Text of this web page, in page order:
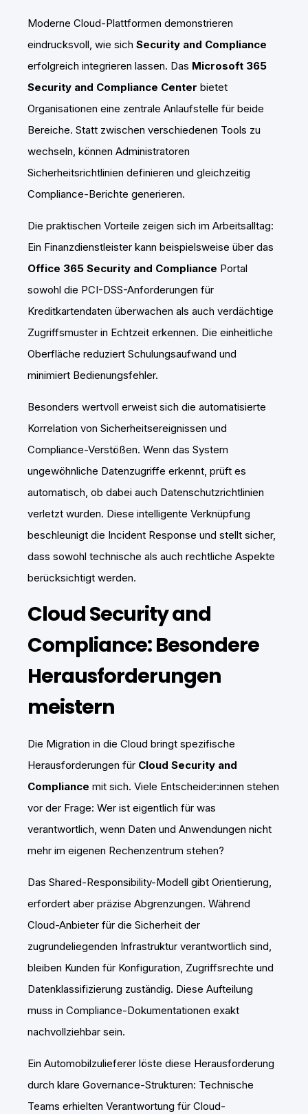
Moderne Cloud-Plattformen demonstrieren
eindrucksvoll, wie sich Security and Compliance
erfolgreich integrieren lassen. Das Microsoft 365
Security and Compliance Center bietet
Organisationen eine zentrale Anlaufstelle für beide
Bereiche. Statt zwischen verschiedenen Tools zu
wechseln, können Administratoren
Sicherheitsrichtlinien definieren und gleichzeitig
Compliance-Berichte generieren.
Die praktischen Vorteile zeigen sich im Arbeitsalltag:
Ein Finanzdienstleister kann beispielsweise über das
Office 365 Security and Compliance Portal
sowohl die PCI-DSS-Anforderungen für
Kreditkartendaten überwachen als auch verdächtige
Zugriffsmuster in Echtzeit erkennen. Die einheitliche
Oberfläche reduziert Schulungsaufwand und
minimiert Bedienungsfehler.
Besonders wertvoll erweist sich die automatisierte
Korrelation von Sicherheitsereignissen und
Compliance-Verstößen. Wenn das System
ungewöhnliche Datenzugriffe erkennt, prüft es
automatisch, ob dabei auch Datenschutzrichtlinien
verletzt wurden. Diese intelligente Verknüpfung
beschleunigt die Incident Response und stellt sicher,
dass sowohl technische als auch rechtliche Aspekte
berücksichtigt werden.
Cloud Security and
Compliance: Besondere
Herausforderungen
meistern
Die Migration in die Cloud bringt spezifische
Herausforderungen für Cloud Security and
Compliance mit sich. Viele Entscheider:innen stehen
vor der Frage: Wer ist eigentlich für was
verantwortlich, wenn Daten und Anwendungen nicht
mehr im eigenen Rechenzentrum stehen?
Das Shared-Responsibility-Modell gibt Orientierung,
erfordert aber präzise Abgrenzungen. Während
Cloud-Anbieter für die Sicherheit der
zugrundeliegenden Infrastruktur verantwortlich sind,
bleiben Kunden für Konfiguration, Zugriffsrechte und
Datenklassifizierung zuständig. Diese Aufteilung
muss in Compliance-Dokumentationen exakt
nachvollziehbar sein.
Ein Automobilzulieferer löste diese Herausforderung
durch klare Governance-Strukturen: Technische
Teams erhielten Verantwortung für Cloud-